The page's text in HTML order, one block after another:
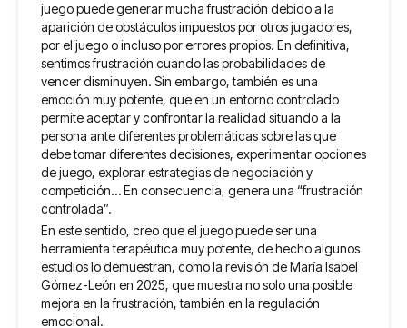
juego puede generar mucha frustración debido a la
aparición de obstáculos impuestos por otros jugadores,
por el juego o incluso por errores propios. En definitiva,
sentimos frustración cuando las probabilidades de
vencer disminuyen. Sin embargo, también es una
emoción muy potente, que en un entorno controlado
permite aceptar y confrontar la realidad situando a la
persona ante diferentes problemáticas sobre las que
debe tomar diferentes decisiones, experimentar opciones
de juego, explorar estrategias de negociación y
competición… En consecuencia, genera una “frustración
controlada”.
En este sentido, creo que el juego puede ser una
herramienta terapéutica muy potente, de hecho algunos
estudios lo demuestran, como la revisión de María Isabel
Gómez-León en 2025, que muestra no solo una posible
mejora en la frustración, también en la regulación
emocional.